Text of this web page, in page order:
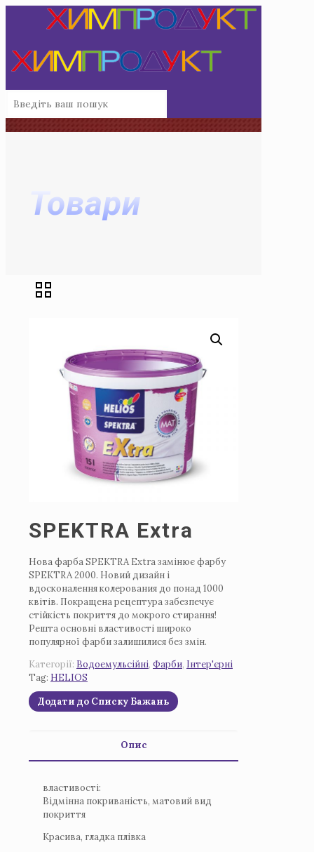
Товари
SPEKTRA Extra
Нова фарба SPEKTRA Extra замінює фарбу
SPEKTRA 2000. Новий дизайн і
вдосконалення колерования до понад 1000
квітів. Покращена рецептура забезпечує
стійкість покриття до мокрого стирання!
Решта основні властивості широко
популярної фарби залишилися без змін.
Категорії: Водоемульсійні, Фарби, Iнтер'єрні
Tag: HELIOS
Додати до Списку Бажань
Опис
властивості:
Відмінна покриваність, матовий вид
покриття
Красива, гладка плівка